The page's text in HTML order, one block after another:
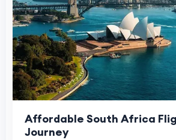
Affordable South Africa
Journey